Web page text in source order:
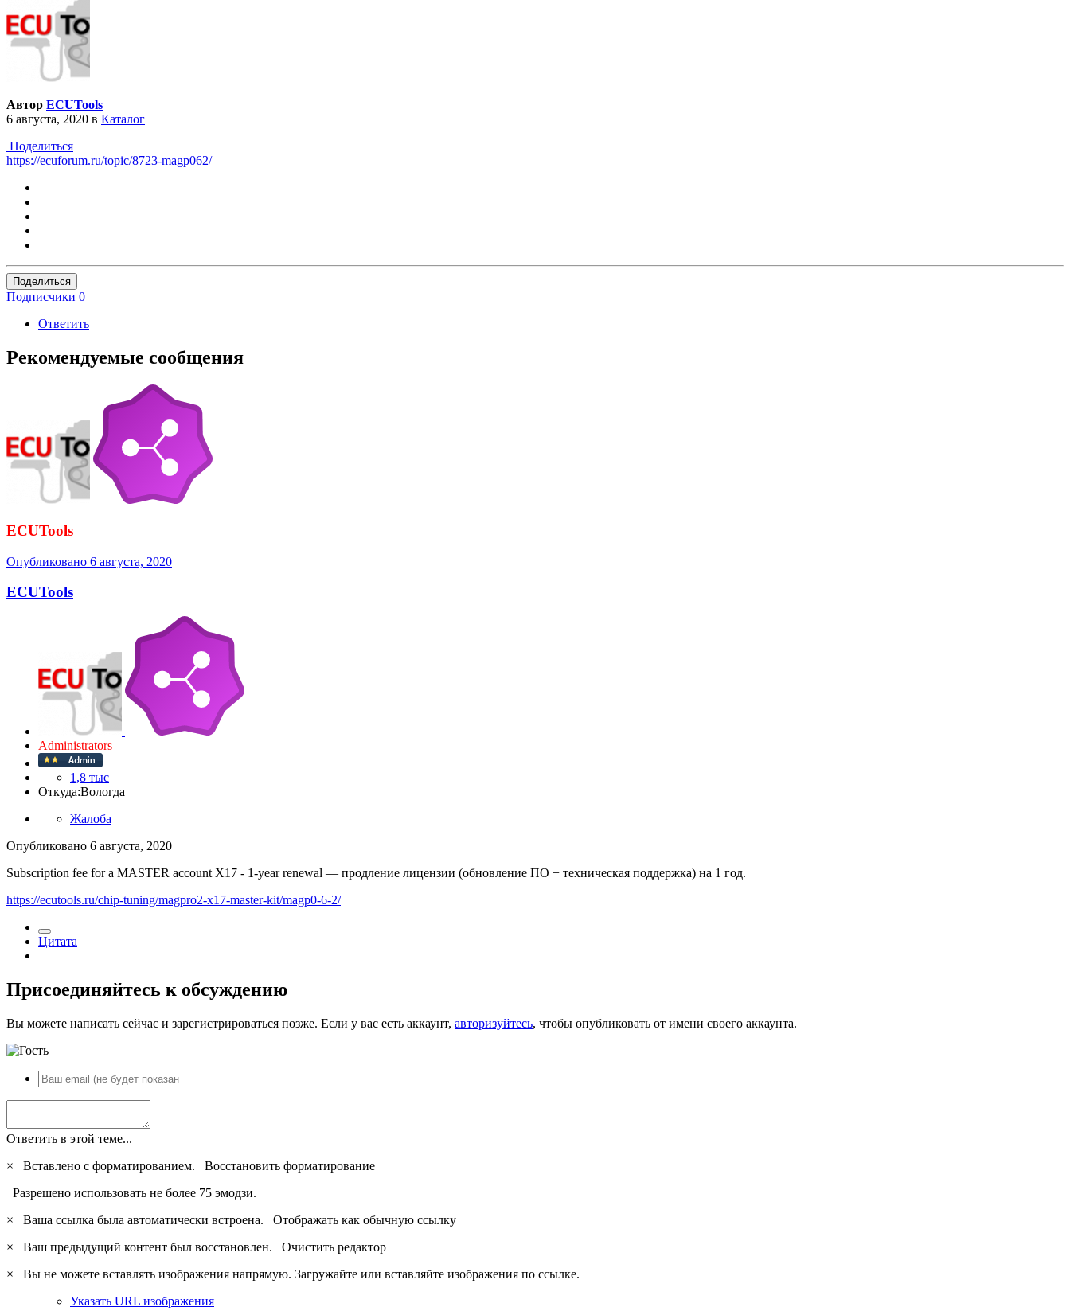
Автор ECUTools
6 августа, 2020 в Каталог
Поделиться
https://ecuforum.ru/topic/8723-magp062/
Поделиться
Подписчики 0
Ответить
Рекомендуемые сообщения
ECUTools
Опубликовано 6 августа, 2020
ECUTools
Administrators
1,8 тыс
Откуда:Вологда
Жалоба
Опубликовано 6 августа, 2020
Subscription fee for a MASTER account X17 - 1-year renewal — продление лицензии (обновление ПО + техническая поддержка) на 1 год.
https://ecutools.ru/chip-tuning/magpro2-x17-master-kit/magp0-6-2/
Цитата
Присоединяйтесь к обсуждению
Вы можете написать сейчас и зарегистрироваться позже. Если у вас есть аккаунт, авторизуйтесь, чтобы опубликовать от имени своего аккаунта.
Ответить в этой теме...
×
Вставлено с форматированием. Восстановить форматирование
Разрешено использовать не более 75 эмодзи.
×
Ваша ссылка была автоматически встроена. Отображать как обычную ссылку
×
Ваш предыдущий контент был восстановлен. Очистить редактор
×
Вы не можете вставлять изображения напрямую. Загружайте или вставляйте изображения по ссылке.
Указать URL изображения